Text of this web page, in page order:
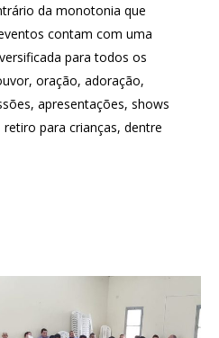
da monotonia que
contam com uma
para todos os
oração, adoração,
apresentações, shows
para crianças, dentre